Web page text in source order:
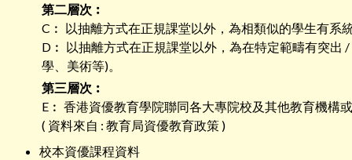
第二層次︰
C︰ 以抽離方式在正規課堂以外，為相類似的學生有
D︰ 以抽離方式在正規課堂以外，為在特定範疇有突
學、美術等)。
第三層次︰
E︰ 香港資優教育學院聯同各大專院校及其他教育機
( 資料來自 : 教育局資優教育政策 )
校本資優課程資料